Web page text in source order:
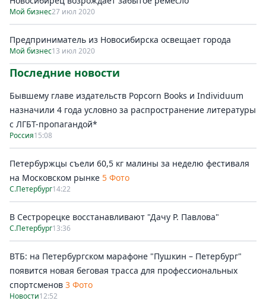
Мой бизнес27 июл 2020
Предприниматель из Новосибирска освещает города
Мой бизнес13 июл 2020
Последние новости
Бывшему главе издательств Popcorn Books и Individuum
назначили 4 года условно за распространение литературы
с ЛГБТ-пропагандой*
Россия15:08
Петербуржцы съели 60,5 кг малины за неделю фестиваля
на Московском рынке 5 Фото
С.Петербург14:22
В Сестрорецке восстанавливают "Дачу Р. Павлова"
С.Петербург13:36
ВТБ: на Петербургском марафоне "Пушкин – Петербург"
появится новая беговая трасса для профессиональных
спортсменов 3 Фото
Новости12:52